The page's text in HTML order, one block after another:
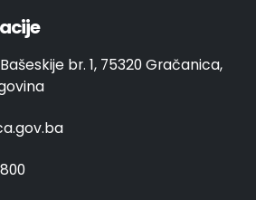
br. 1, 75320 Gračanica,